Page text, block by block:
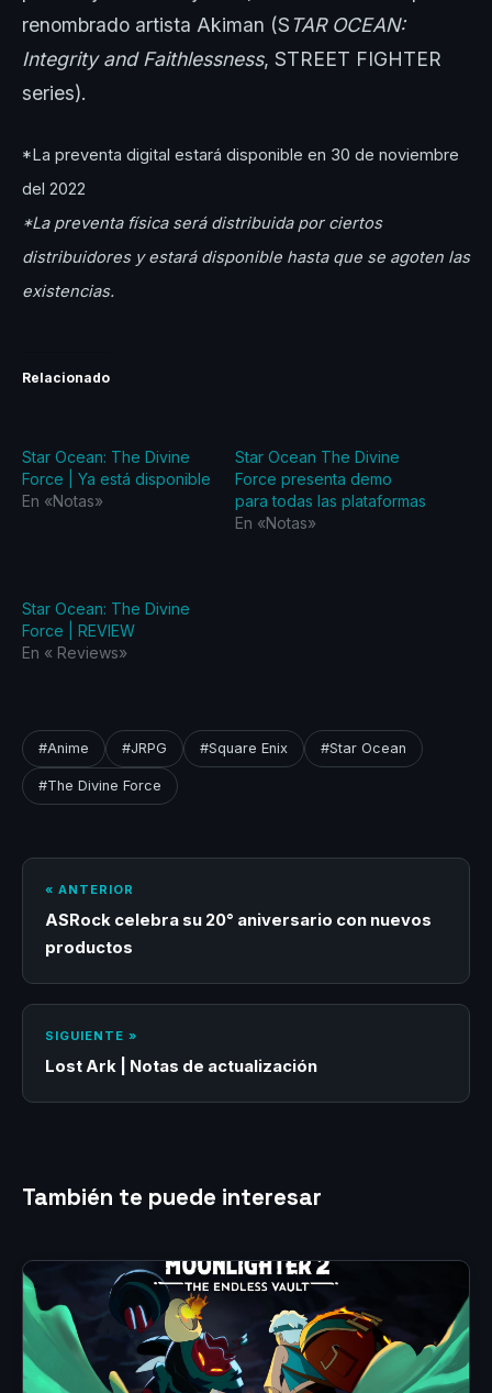
renombrado artista Akiman (STAR OCEAN:
Integrity and Faithlessness, STREET FIGHTER
series).
*La preventa digital estará disponible en 30 de noviembre
del 2022
*La preventa física será distribuida por ciertos
distribuidores y estará disponible hasta que se agoten las
existencias.
Relacionado
Star Ocean: The Divine
Force | Ya está disponible
En «Notas»
Star Ocean The Divine
Force presenta demo
para todas las plataformas
En «Notas»
Star Ocean: The Divine
Force | REVIEW
En «‎ Reviews‎»
#Anime #JRPG #Square Enix #Star Ocean
#The Divine Force
« ANTERIOR
ASRock celebra su 20° aniversario con nuevos
productos
SIGUIENTE »
Lost Ark | Notas de actualización
También te puede interesar